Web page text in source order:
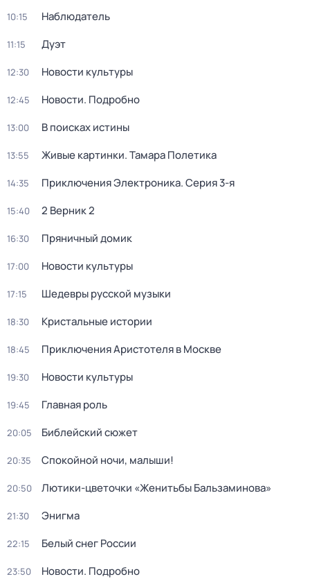
10:15 Наблюдатель
11:15 Дуэт
12:30 Новости культуры
12:45 Новости. Подробно
13:00 В поисках истины
13:55 Живые картинки. Тамара Полетика
14:35 Приключения Электроника. Серия 3-я
15:40 2 Верник 2
16:30 Пряничный домик
17:00 Новости культуры
17:15 Шедевры русской музыки
18:30 Кристальные истории
18:45 Приключения Аристотеля в Москве
19:30 Новости культуры
19:45 Главная роль
20:05 Библейский сюжет
20:35 Спокойной ночи, малыши!
20:50 Лютики-цветочки «Женитьбы Бальзаминова»
21:30 Энигма
22:15 Белый снег России
23:50 Новости. Подробно